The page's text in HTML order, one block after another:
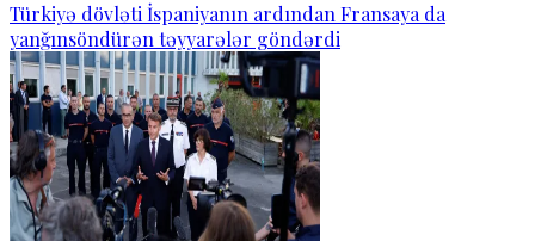
Türkiyə dövləti İspaniyanın ardından Fransaya da
yanğınsöndürən təyyarələr göndərdi